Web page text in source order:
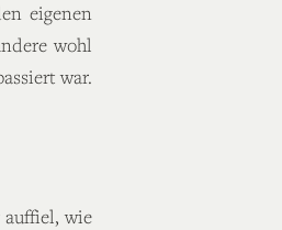
eigenen
wohl
war.
wie